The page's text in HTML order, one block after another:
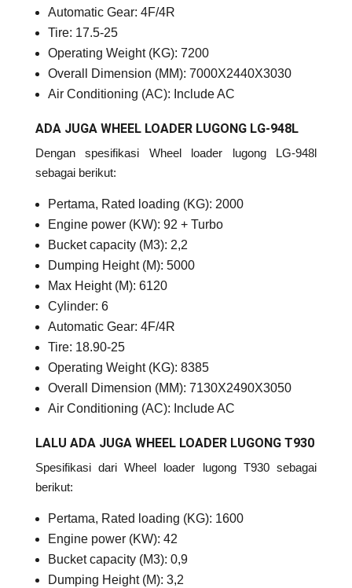
Automatic Gear: 4F/4R
Tire: 17.5-25
Operating Weight (KG): 7200
Overall Dimension (MM): 7000X2440X3030
Air Conditioning (AC): Include AC
ADA JUGA WHEEL LOADER LUGONG LG-948L
Dengan spesifikasi Wheel loader lugong LG-948l
sebagai berikut:
Pertama, Rated loading (KG): 2000
Engine power (KW): 92 + Turbo
Bucket capacity (M3): 2,2
Dumping Height (M): 5000
Max Height (M): 6120
Cylinder: 6
Automatic Gear: 4F/4R
Tire: 18.90-25
Operating Weight (KG): 8385
Overall Dimension (MM): 7130X2490X3050
Air Conditioning (AC): Include AC
LALU ADA JUGA WHEEL LOADER LUGONG T930
Spesifikasi dari Wheel loader lugong T930 sebagai
berikut:
Pertama, Rated loading (KG): 1600
Engine power (KW): 42
Bucket capacity (M3): 0,9
Dumping Height (M): 3,2